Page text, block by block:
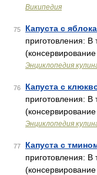
Википедия
75 Капуста с
приготовления: В
Энциклопедия
76 Капуста с
приготовления: В
Энциклопедия
77 Капуста с
приготовления: В